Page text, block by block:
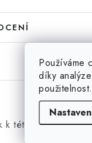
Používáme
díky
použitelnost.
k této položce.